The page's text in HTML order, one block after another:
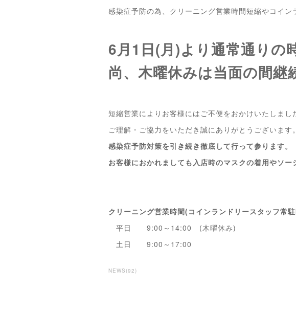
感染症予防の為、クリーニング営業時間短縮やコイ
6月1日(月)より通常通りの
尚、木曜休みは当面の間継
短縮営業によりお客様にはご不便をおかけいたしまし
ご理解・ご協力をいただき誠にありがとうございます。
感染症予防対策を引き続き徹底して行って参ります。
お客様におかれましても入店時のマスクの着用やソ
クリーニング営業時間(コインランドリースタッフ常
平日 9:00～14:00 (木曜休み)
土日 9:00～17:00
NEWS (92)